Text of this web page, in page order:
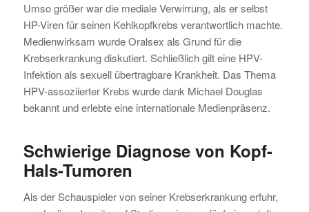
Umso größer war die mediale Verwirrung, als er selbst
HP-Viren für seinen Kehlkopfkrebs verantwortlich machte.
Medienwirksam wurde Oralsex als Grund für die
Krebserkrankung diskutiert. Schließlich gilt eine HPV-
Infektion als sexuell übertragbare Krankheit. Das Thema
HPV-assoziierter Krebs wurde dank Michael Douglas
bekannt und erlebte eine internationale Medienpräsenz.
Schwierige Diagnose von Kopf-
Hals-Tumoren
Als der Schauspieler von seiner Krebserkrankung erfuhr,